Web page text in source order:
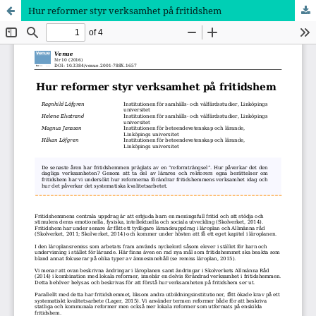
Hur reformer styr verksamhet på fritidshem